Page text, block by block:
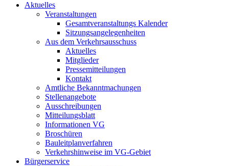
Aktuelles
Veranstaltungen
Gesamtveranstaltungs Kalender
Sitzungsangelegenheiten
Aus dem Verkehrsausschuss
Aktuelles
Mitglieder
Pressemitteilungen
Kontakt
Amtliche Bekanntmachungen
Stellenangebote
Ausschreibungen
Mitteilungsblatt
Informationen VG
Broschüren
Bauleitplanverfahren
Verkehrshinweise im VG-Gebiet
Bürgerservice